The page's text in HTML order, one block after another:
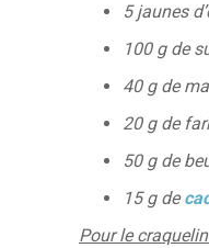
5 jaunes
100 g de
40 g de
20 g de
50 g de
15 g de
Pour le